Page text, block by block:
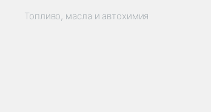
Топливо, масла и автохимия